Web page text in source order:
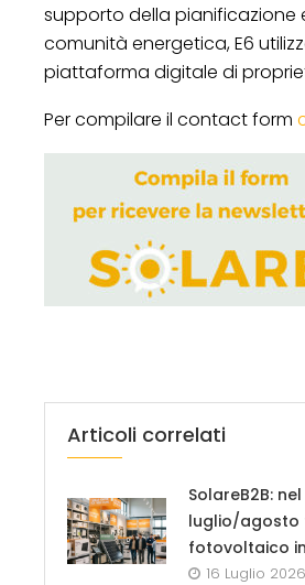
supporto della pianificazione
comunità energetica, E6
piattaforma digitale di
Per compilare il contact form
Articoli correlati
SolareB2B:
luglio/agosto
fotovoltaico
16 Luglio 2026